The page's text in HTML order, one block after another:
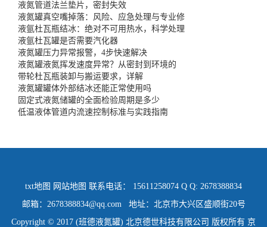
液氮管道法兰垫片，密封失效
液氮罐真空嘴掉落：风险、应急处理与专业修
液氩杜瓦瓶结冰：绝对不可用热水，科学处理
液氩杜瓦罐是否需要汽化器
液氮罐压力异常报警，4步快速解决
液氮罐液氮挥发速度异常？从密封到环境的
带轮杜瓦瓶装卸与搬运要求，详解
液氮罐罐体外部结冰还能正常使用吗
固定式液氮储罐的全面检验周期是多少
低温液体管道内流速控制标准与实践指南
txt地图 网站地图 联系电话： 15611258074 Q Q: 2678388834
邮箱：2678388834@qq.com 地址：北京市大兴区盛顺街20号
Copyright © 2017 (班德液氮罐) 北京德世科技有限公司 版权所有 京